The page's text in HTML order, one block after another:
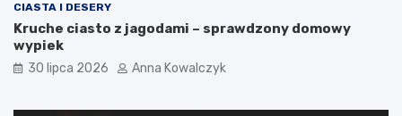
CIASTA I DESERY
Kruche ciasto z jagodami – sprawdzony domowy
wypiek
30 lipca 2026 Anna Kowalczyk